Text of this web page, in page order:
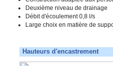
Deuxième niveau de drainage
Débit d'écoulement 0,8 l/s
Large choix en matière de
Hauteurs d'encastrement